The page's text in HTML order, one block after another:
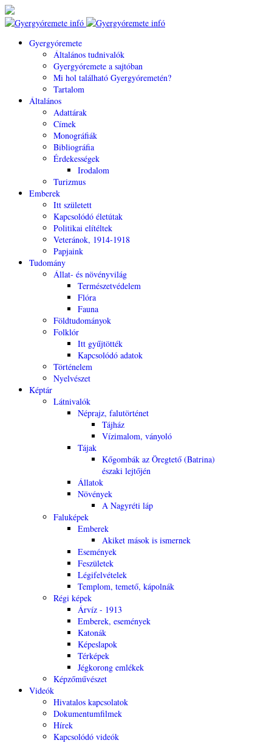
Gyergyóremete
Általános tudnivalók
Gyergyóremete a sajtóban
Mi hol található Gyergyóremetén?
Tartalom
Általános
Adattárak
Címek
Monográfiák
Bibliográfia
Érdekességek
Irodalom
Turizmus
Emberek
Itt született
Kapcsolódó életútak
Politikai elítéltek
Veteránok, 1914-1918
Papjaink
Tudomány
Állat- és növényvilág
Természetvédelem
Flóra
Fauna
Földtudományok
Folklór
Itt gyűjtötték
Kapcsolódó adatok
Történelem
Nyelvészet
Képtár
Látnivalók
Néprajz, falutörténet
Tájház
Vízimalom, ványoló
Tájak
Kőgombák az Öregtető (Batrina)
északi lejtőjén
Állatok
Növények
A Nagyréti láp
Faluképek
Emberek
Akiket mások is ismernek
Események
Feszületek
Légifelvételek
Templom, temető, kápolnák
Régi képek
Árvíz - 1913
Emberek, események
Katonák
Képeslapok
Térképek
Jégkorong emlékek
Képzőművészet
Videók
Hivatalos kapcsolatok
Dokumentumfilmek
Hírek
Kapcsolódó videók